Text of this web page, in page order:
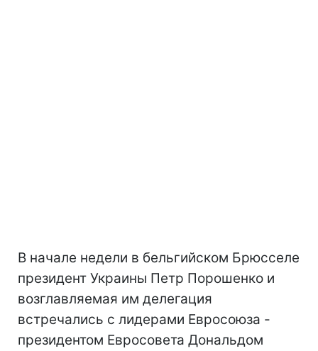
В начале недели в бельгийском Брюсселе
президент Украины Петр Порошенко и
возглавляемая им делегация
встречались с лидерами Евросоюза -
президентом Евросовета Дональдом